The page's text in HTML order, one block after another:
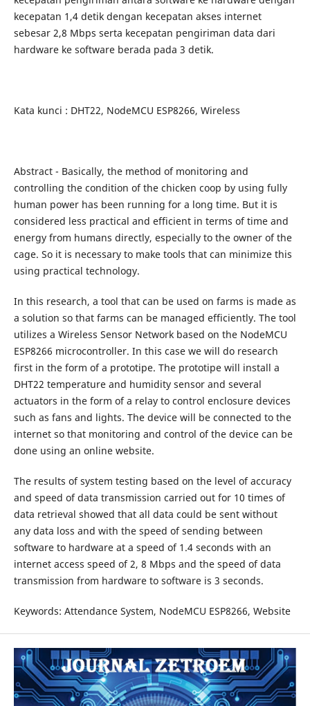
kecepatan 1,4 detik dengan kecepatan akses internet
sebesar 2,8 Mbps serta kecepatan pengiriman data dari
hardware ke software berada pada 3 detik.
Kata kunci : DHT22, NodeMCU ESP8266, Wireless
Abstract - Basically, the method of monitoring and
controlling the condition of the chicken coop by using fully
human power has been running for a long time. But it is
considered less practical and efficient in terms of time and
energy from humans directly, especially to the owner of the
cage. So it is necessary to make tools that can minimize this
using practical technology.
In this research, a tool that can be used on farms is made as
a solution so that farms can be managed efficiently. The tool
utilizes a Wireless Sensor Network based on the NodeMCU
ESP8266 microcontroller. In this case we will do research
first in the form of a prototipe. The prototipe will install a
DHT22 temperature and humidity sensor and several
actuators in the form of a relay to control enclosure devices
such as fans and lights. The device will be connected to the
internet so that monitoring and control of the device can be
done using an online website.
The results of system testing based on the level of accuracy
and speed of data transmission carried out for 10 times of
data retrieval showed that all data could be sent without
any data loss and with the speed of sending between
software to hardware at a speed of 1.4 seconds with an
internet access speed of 2, 8 Mbps and the speed of data
transmission from hardware to software is 3 seconds.
Keywords: Attendance System, NodeMCU ESP8266, Website